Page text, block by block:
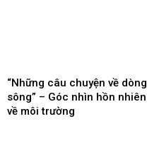
“Những câu chuyện về dòng
sông” – Góc nhìn hồn nhiên
về môi trường